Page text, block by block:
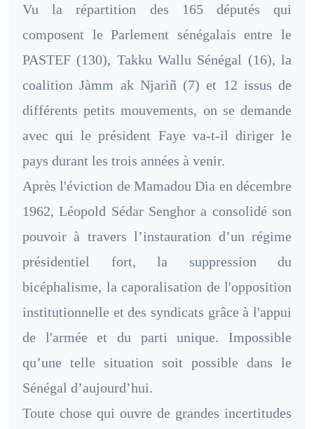
Vu la répartition des 165 députés qui
composent le Parlement sénégalais entre le
PASTEF (130), Takku Wallu Sénégal (16), la
coalition Jàmm ak Njariñ (7) et 12 issus de
différents petits mouvements, on se demande
avec qui le président Faye va-t-il diriger le
pays durant les trois années à venir.
Après l'éviction de Mamadou Dia en décembre
1962, Léopold Sédar Senghor a consolidé son
pouvoir à travers l’instauration d’un régime
présidentiel fort, la suppression du
bicéphalisme, la caporalisation de l'opposition
institutionnelle et des syndicats grâce à l'appui
de l'armée et du parti unique. Impossible
qu’une telle situation soit possible dans le
Sénégal d’aujourd’hui.
Toute chose qui ouvre de grandes incertitudes